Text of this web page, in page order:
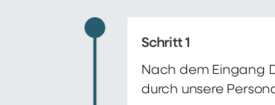
Schritt 1
Nach dem Eingang
durch unsere